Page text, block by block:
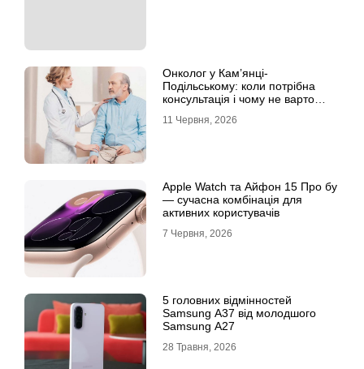
Онколог у Кам’янці-
Подільському: коли потрібна
консультація і чому не варто
11 Червня, 2026
Apple Watch та Айфон 15 Про бу
— сучасна комбінація для
активних користувачів
7 Червня, 2026
5 головних відмінностей
Samsung A37 від молодшого
Samsung A27
28 Травня, 2026